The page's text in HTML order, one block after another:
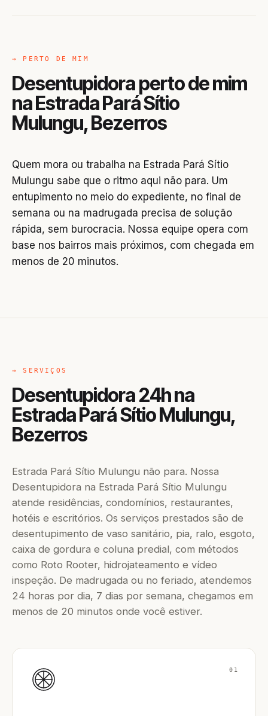
→ PERTO DE MIM
Desentupidora perto de mim
na Estrada Pará Sítio
Mulungu, Bezerros
Quem mora ou trabalha na Estrada Pará Sítio
Mulungu sabe que o ritmo aqui não para. Um
entupimento no meio do expediente, no final de
semana ou na madrugada precisa de solução
rápida, sem burocracia. Nossa equipe opera com
base nos bairros mais próximos, com chegada em
menos de 20 minutos.
→ SERVIÇOS
Desentupidora 24h na
Estrada Pará Sítio Mulungu,
Bezerros
Estrada Pará Sítio Mulungu não para. Nossa
Desentupidora na Estrada Pará Sítio Mulungu
atende residências, condomínios, restaurantes,
hotéis e escritórios. Os serviços prestados são de
desentupimento de vaso sanitário, pia, ralo, esgoto,
caixa de gordura e coluna predial, com métodos
como Roto Rooter, hidrojateamento e vídeo
inspeção. De madrugada ou no feriado, atendemos
24 horas por dia, 7 dias por semana, chegamos em
menos de 20 minutos onde você estiver.
01